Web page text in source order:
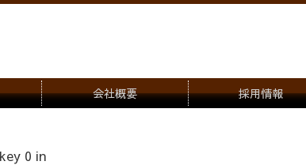
会社概要 採用情報
0 in